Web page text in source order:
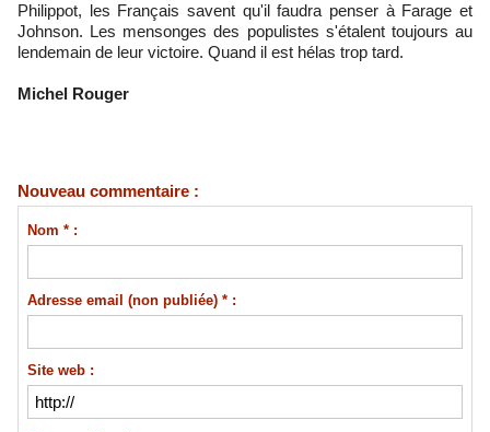
Philippot, les Français savent qu'il faudra penser à Farage et
Johnson. Les mensonges des populistes s'étalent toujours au
lendemain de leur victoire. Quand il est hélas trop tard.
Michel Rouger
Nouveau commentaire :
Nom * :
Adresse email (non publiée) * :
Site web :